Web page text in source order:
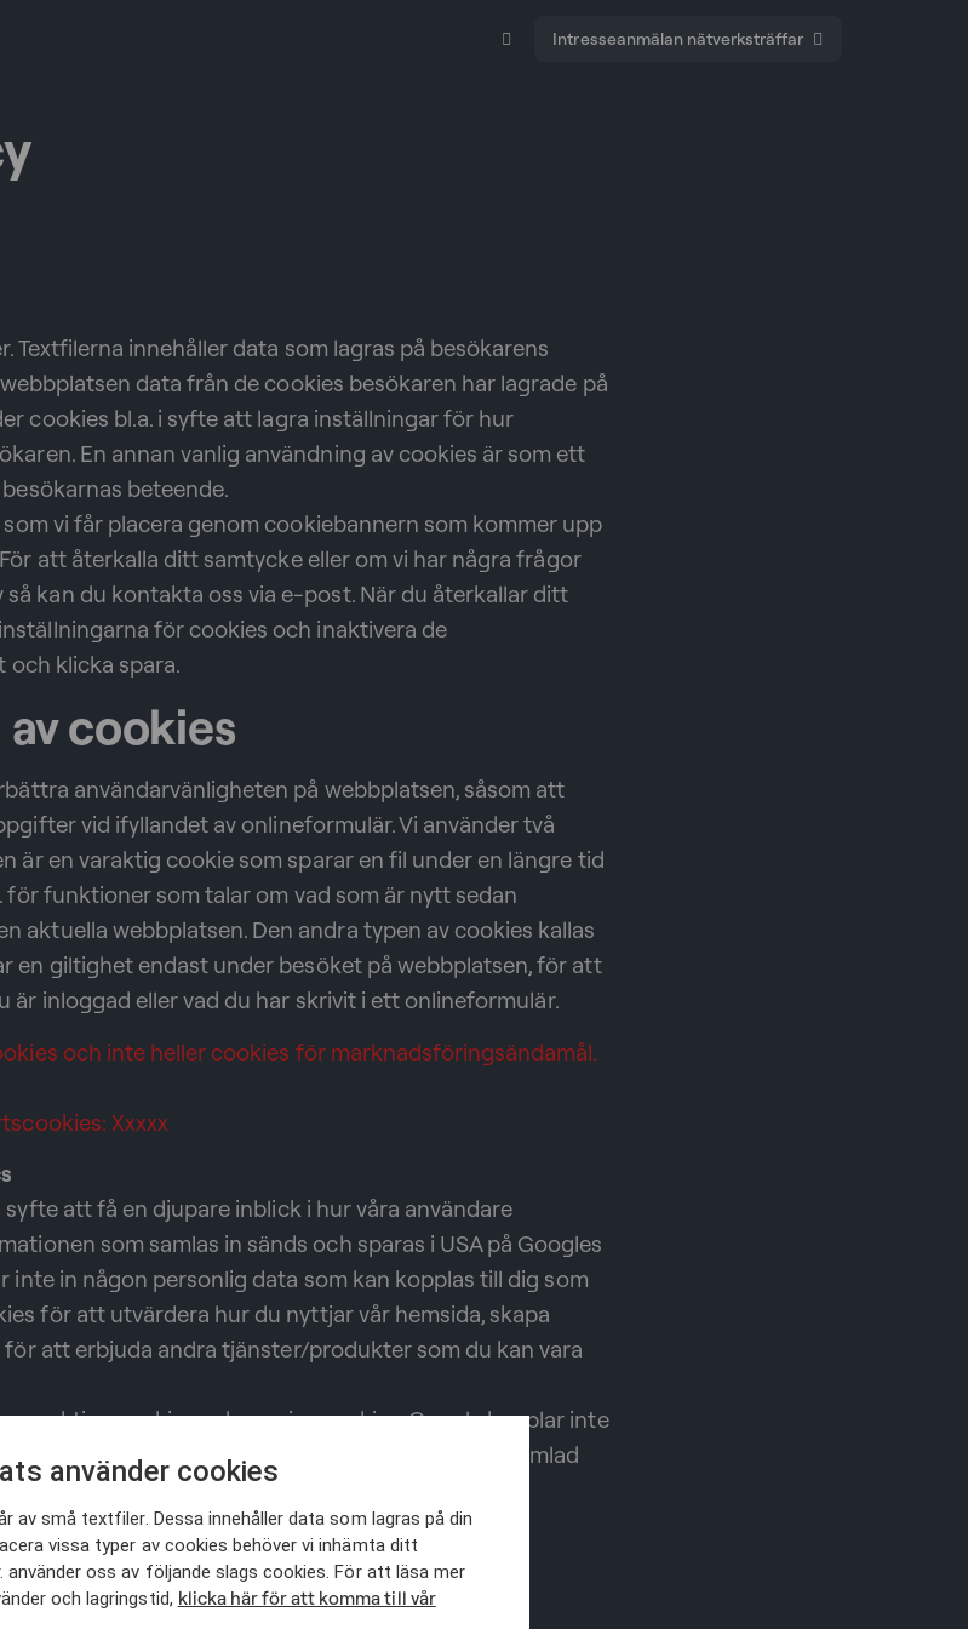
Intresseanmälan nätverksträffar
Textfilerna innehåller data som lagras på besökarens
data från de cookies besökaren har lagrade på
cookies bl.a. i syfte att lagra inställningar för hur
En annan vanlig användning av cookies är som ett
beteende.
vi får placera genom cookiebannern som kommer upp
att återkalla ditt samtycke eller om vi har några frågor
kan du kontakta oss via e-post. När du återkallar ditt
för cookies och inaktivera de
klicka spara.
cookies
användarvänligheten på webbplatsen, såsom att
vid ifyllandet av onlineformulär. Vi använder två
är en varaktig cookie som sparar en fil under en längre tid
för funktioner som talar om vad som är nytt sedan
aktuella webbplatsen. Den andra typen av cookies kallas
en giltighet endast under besöket på webbplatsen, för att
är inloggad eller vad du har skrivit i ett onlineformulär.
och inte heller cookies för marknadsföringsändamål.
Xxxxx
att få en djupare inblick i hur våra användare
som samlas in sänds och sparas i USA på Googles
inte in någon personlig data som kan kopplas till dig som
för att utvärdera hur du nyttjar vår hemsida, skapa
att erbjuda andra tjänster/produkter som du kan vara
varaktiga cookies och sessioncookies. Google kopplar inte
som samlas in eller data som redan finns insamlad
denna länk tillGoogle Analytics Cookie Usage on
använder cookies
av små textfiler. Dessa innehåller data som lagras på din
vissa typer av cookies behöver vi inhämta ditt
använder oss av följande slags cookies. För att läsa mer
och lagringstid, klicka här för att komma till vår